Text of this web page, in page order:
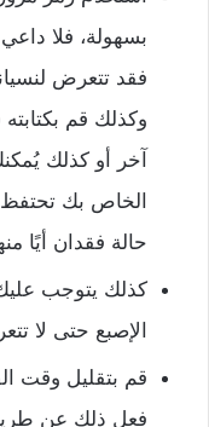
بسهولة، فلا
فقد تتعرض
وكذلك قم
آخر أو كذلك
الخاص بك
حالة فقدان أيًا
كذلك يتوجب
الإصبع حتى لا
قم بتقليل وقت
فعل ذلك عن